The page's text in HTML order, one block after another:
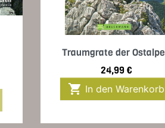
Vorschau
Traumgrate der
Preis
24,99 €
 In den Warenkorb